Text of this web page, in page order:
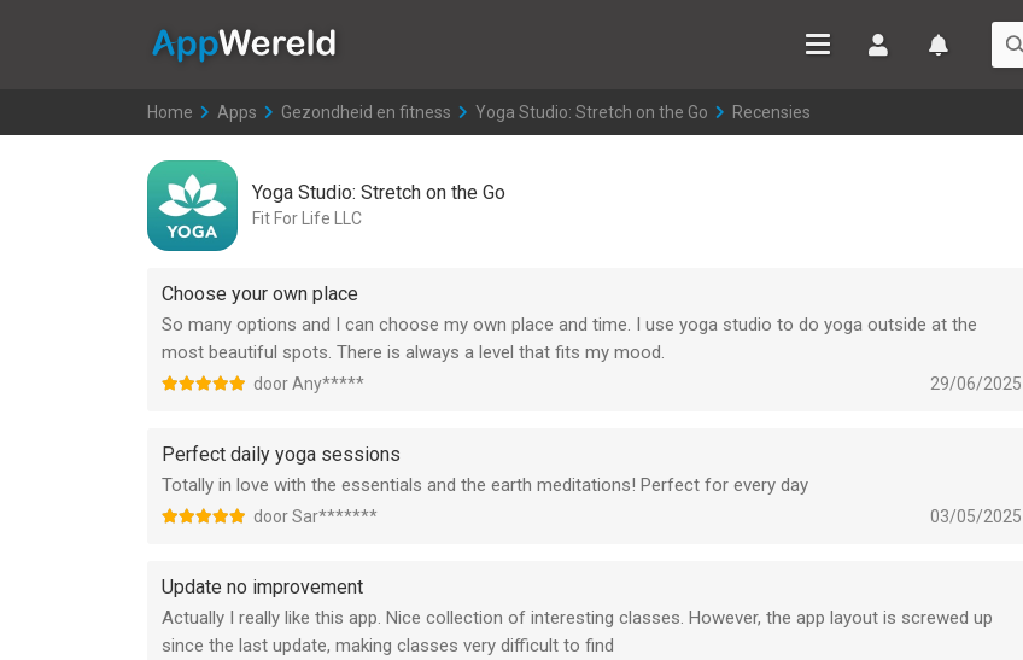
Home >
Apps >
Gezondheid en fitness >
Yoga Studio: Stretch on the Go >
Recensies
Yoga Studio: Stretch on the Go
Fit For Life LLC
Choose your own place
So many options and I can choose my own place and time. I use yoga studio to do yoga outside at the
most beautiful spots. There is always a level that fits my mood.
door Any***** 29/06/2025
Perfect daily yoga sessions
Totally in love with the essentials and the earth meditations! Perfect for every day
door Sar******* 03/05/2025
Update no improvement
Actually I really like this app. Nice collection of interesting classes. However, the app layout is screwed up
since the last update, making classes very difficult to find